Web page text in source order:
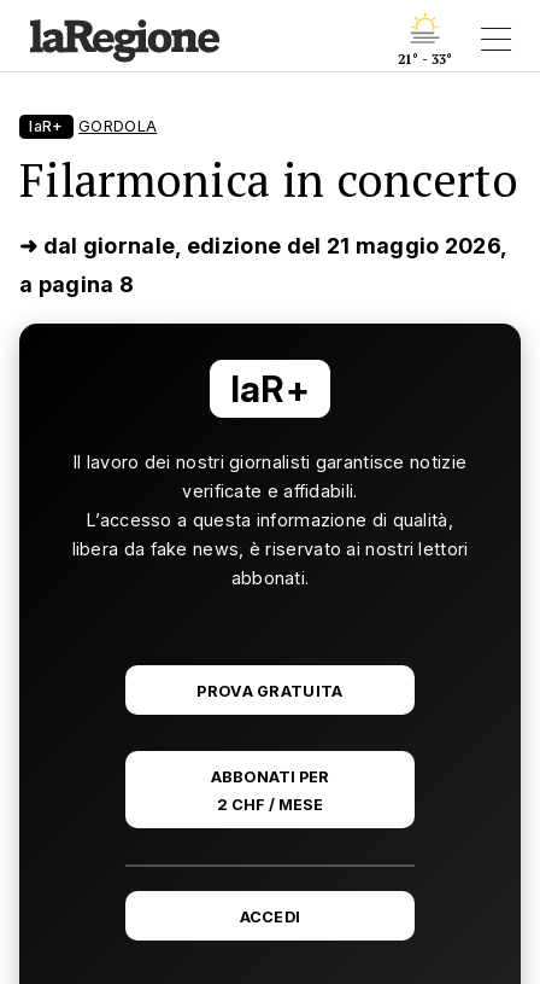
21° - 33°
laR+ GORDOLA
Filarmonica in concerto
➜ dal giornale, edizione del 21 maggio 2026,
a pagina 8
laR+
Il lavoro dei nostri giornalisti garantisce notizie
verificate e affidabili.
L’accesso a questa informazione di qualità,
libera da fake news, è riservato ai nostri lettori
abbonati.
PROVA GRATUITA
ABBONATI PER
2 CHF / MESE
ACCEDI